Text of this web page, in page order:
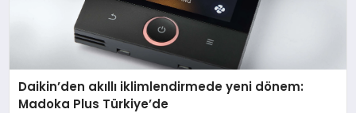
Daikin’den akıllı iklimlendirmede yeni dönem:
Madoka Plus Türkiye’de